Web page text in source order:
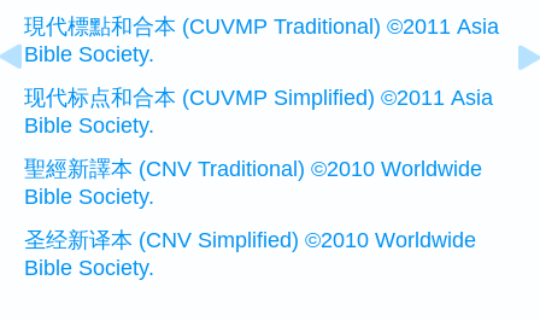
現代標點和合本 (CUVMP Traditional) ©2011 Asia
Bible Society.
现代标点和合本 (CUVMP Simplified) ©2011 Asia
Bible Society.
聖經新譯本 (CNV Traditional) ©2010 Worldwide
Bible Society.
圣经新译本 (CNV Simplified) ©2010 Worldwide
Bible Society.